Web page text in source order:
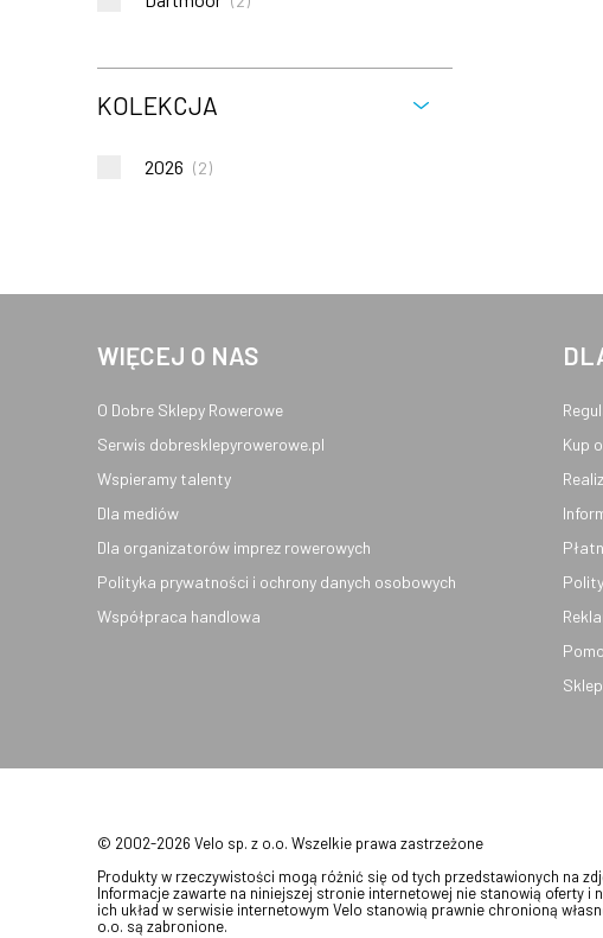
KOLEKCJA
2026 (2)
WIĘCEJ O NAS
O Dobre Sklepy Rowerowe
Serwis dobresklepyrowerowe.pl
Wspieramy talenty
Dla mediów
Dla organizatorów imprez rowerowych
Polityka prywatności i ochrony danych osobowych
Współpraca handlowa
Kup
© 2002-2026 Velo sp. z o.o. Wszelkie prawa zastrzeżone
Produkty w rzeczywistości mogą różnić się od tych przedstawionych na
Informacje zawarte na niniejszej stronie internetowej nie stanowią oferty
ich układ w serwisie internetowym Velo stanowią prawnie chronioną
o.o. są zabronione.